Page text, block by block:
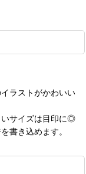
ラストがかわいい
いサイズは目印に◎
書き込めます。